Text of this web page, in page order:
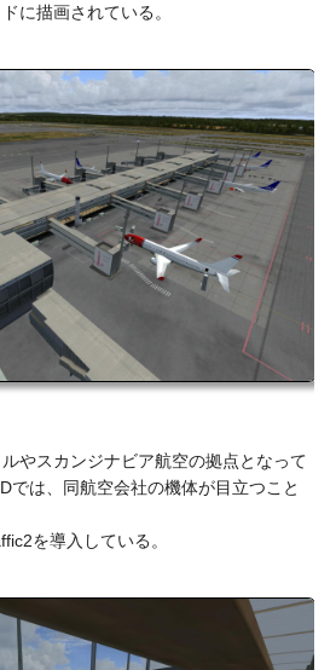
に描画されている。
やスカンジナビア航空の拠点となって
では、同航空会社の機体が目立つこと
を導入している。